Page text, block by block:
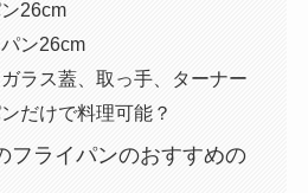
26cm
ン26cm
ラス蓋、取っ手、ターナー
だけで料理可能？
フライパンのおすすめの